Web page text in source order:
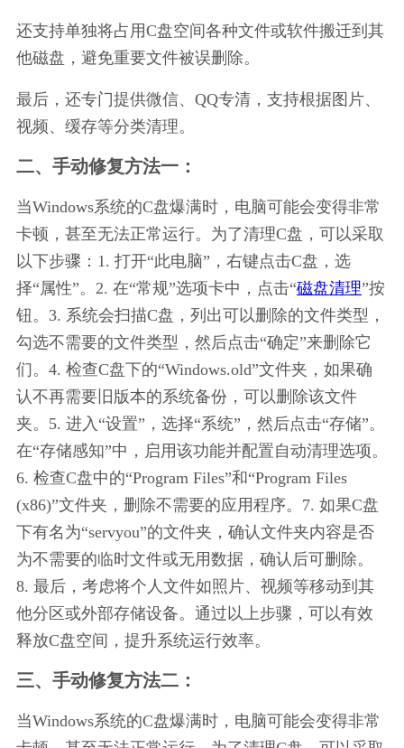
还支持单独将占用C盘空间各种文件或软件搬迁到其
他磁盘，避免重要文件被误删除。
最后，还专门提供微信、QQ专清，支持根据图片、
视频、缓存等分类清理。
二、手动修复方法一：
当Windows系统的C盘爆满时，电脑可能会变得非常
卡顿，甚至无法正常运行。为了清理C盘，可以采取
以下步骤：1. 打开“此电脑”，右键点击C盘，选
择“属性”。2. 在“常规”选项卡中，点击“磁盘清理”按
钮。3. 系统会扫描C盘，列出可以删除的文件类型，
勾选不需要的文件类型，然后点击“确定”来删除它
们。4. 检查C盘下的“Windows.old”文件夹，如果确
认不再需要旧版本的系统备份，可以删除该文件
夹。5. 进入“设置”，选择“系统”，然后点击“存储”。
在“存储感知”中，启用该功能并配置自动清理选项。
6. 检查C盘中的“Program Files”和“Program Files
(x86)”文件夹，删除不需要的应用程序。7. 如果C盘
下有名为“servyou”的文件夹，确认文件夹内容是否
为不需要的临时文件或无用数据，确认后可删除。
8. 最后，考虑将个人文件如照片、视频等移动到其
他分区或外部存储设备。通过以上步骤，可以有效
释放C盘空间，提升系统运行效率。
三、手动修复方法二：
当Windows系统的C盘爆满时，电脑可能会变得非常